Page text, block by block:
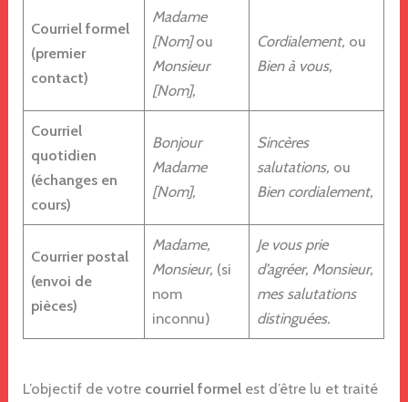
Courriel formel
(premier
contact)
Madame
[Nom]ou
Monsieur
[Nom],
Cordialement, ou
Bien à vous,
Courriel
quotidien
(échanges en
cours)
Bonjour
Madame
[Nom],
Sincères
salutations, ou
Bien cordialement,
Courrier postal
(envoi de
pièces)
Madame,
Monsieur, (si
nom
inconnu)
Je vous prie
d’agréer, Monsieur,
mes salutations
distinguées.
L’objectif de votre courriel formel est d’être lu et traité